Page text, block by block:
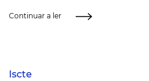
Continuar a ler
Iscte